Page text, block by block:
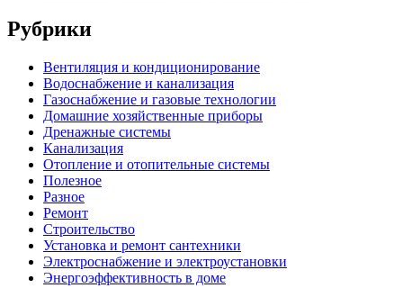
Рубрики
Вентиляция и кондиционирование
Водоснабжение и канализация
Газоснабжение и газовые технологии
Домашние хозяйственные приборы
Дренажные системы
Канализация
Отопление и отопительные системы
Полезное
Разное
Ремонт
Строительство
Установка и ремонт сантехники
Электроснабжение и электроустановки
Энергоэффективность в доме